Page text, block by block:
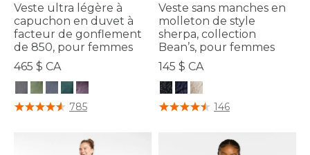
Veste ultra légère à
capuchon en duvet à
facteur de gonflement
de 850, pour femmes
465 $ CA
3,6 sur 5 Évaluation des clients
785
Veste sans manches en
molleton de style
sherpa, collection
Bean’s, pour femmes
145 $ CA
4,7 sur 5 Évaluation des clients
146